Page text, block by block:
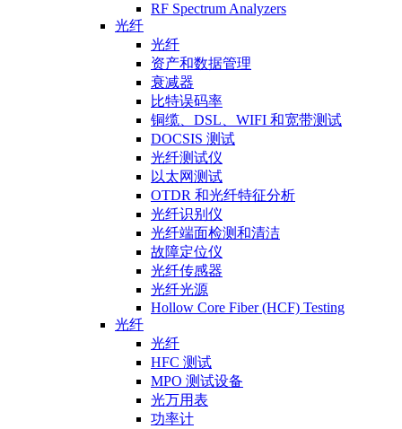
RF Spectrum Analyzers
光纤
光纤
资产和数据管理
衰减器
比特误码率
铜缆、DSL、WIFI 和宽带测试
DOCSIS 测试
光纤测试仪
以太网测试
OTDR 和光纤特征分析
光纤识别仪
光纤端面检测和清洁
故障定位仪
光纤传感器
光纤光源
Hollow Core Fiber (HCF) Testing
光纤
光纤
HFC 测试
MPO 测试设备
光万用表
功率计